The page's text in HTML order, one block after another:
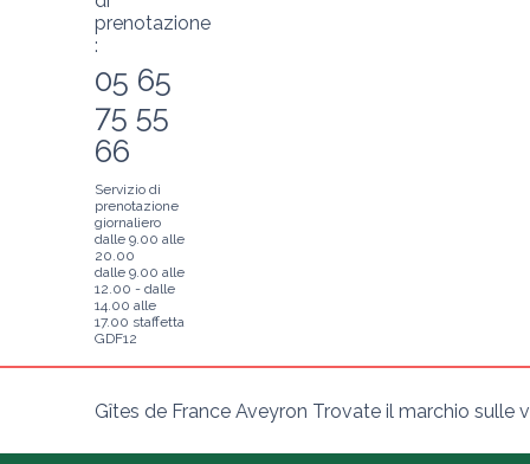
prenotazione
:
05 65
75 55
66
Servizio di
prenotazione
giornaliero
dalle 9.00 alle
20.00
dalle 9.00 alle
12.00 - dalle
14.00 alle
17.00 staffetta
GDF12
Gîtes de France Aveyron Trovate il marchio sulle